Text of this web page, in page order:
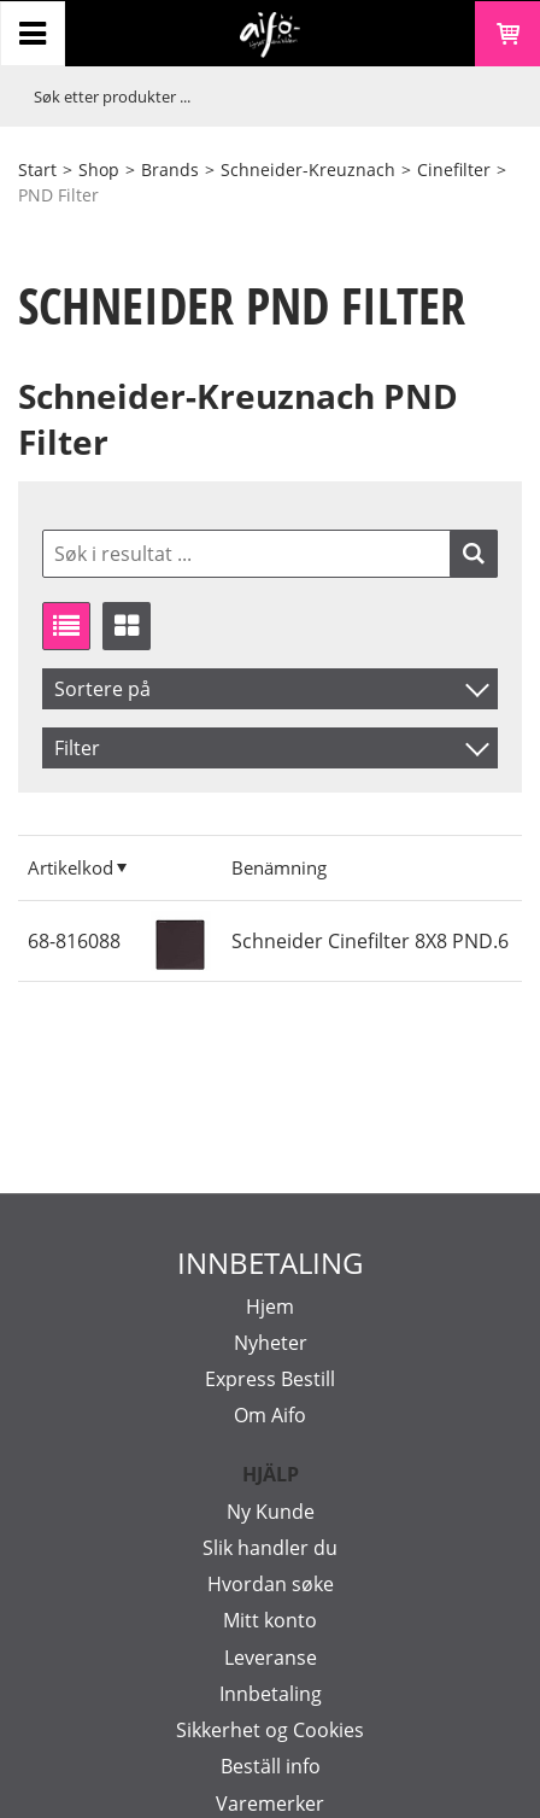
Start > Shop > Brands > Schneider-Kreuznach > Cinefilter >
PND Filter
SCHNEIDER PND FILTER
Schneider-Kreuznach PND
Filter
Sortere på
Artikelkod
Filter
Artikelkod Benämning
68-816088 Schneider Cinefilter 8X8 PND.6
INNBETALING
Hjem
Nyheter
Express Bestill
Om Aifo
HJÄLP
Ny Kunde
Slik handler du
Hvordan søke
Mitt konto
Leveranse
Innbetaling
Sikkerhet og Cookies
Beställ info
Varemerker